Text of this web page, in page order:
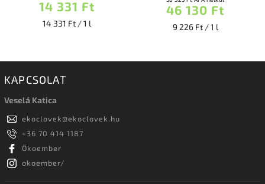
14 331 Ft
14 331 Ft / 1 l
46 130 Ft
9 226 Ft / 1 l
KAPCSOLAT
Veselá Katica
ekoclovek@ekoclovek.hu
+36 70 414 1187
Ökoember
okoember/